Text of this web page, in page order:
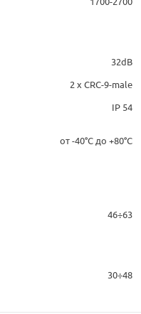
32dB
2 х CRC-9-male
IP 54
от -40°C до +80°C
46÷63
30÷48